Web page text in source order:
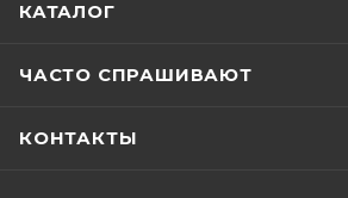
КАТАЛОГ
ЧАСТО СПРАШИВАЮТ
КОНТАКТЫ